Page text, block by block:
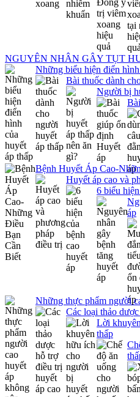
NGUYÊN NHÂN GÂY TỤT
Những biểu hiện điển
Bài thuốc dành
Người bị
Bệnh Huyết Áp Cao-
Huyết áp cao và
6 biểu
áp
Những thực phẩm người
Các loại thảo
Lời
thấp